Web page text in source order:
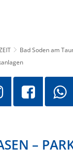
Bad Soden am
–